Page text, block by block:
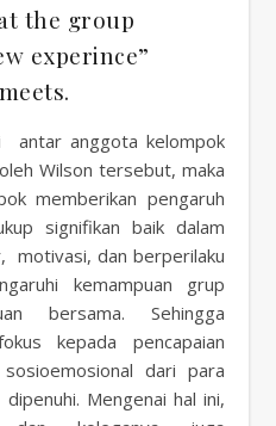
the group
experince”
antar anggota kelompok
Wilson tersebut, maka
memberikan pengaruh
signifikan baik dalam
motivasi, dan berperilaku
kemampuan grup
bersama. Sehingga
kepada pencapaian
dari para
Mengenai hal ini,